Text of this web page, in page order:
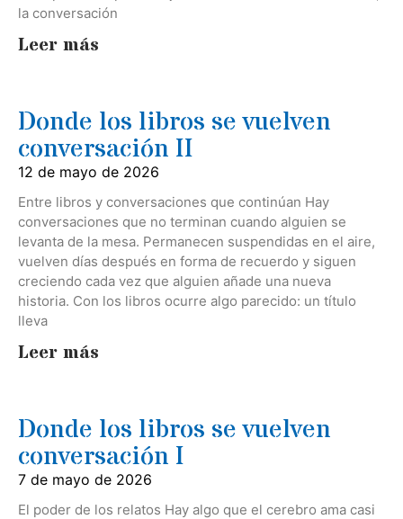
la conversación
Leer más
Donde los libros se vuelven
conversación II
12 de mayo de 2026
Entre libros y conversaciones que continúan Hay
conversaciones que no terminan cuando alguien se
levanta de la mesa. Permanecen suspendidas en el aire,
vuelven días después en forma de recuerdo y siguen
creciendo cada vez que alguien añade una nueva
historia. Con los libros ocurre algo parecido: un título
lleva
Leer más
Donde los libros se vuelven
conversación I
7 de mayo de 2026
El poder de los relatos Hay algo que el cerebro ama casi